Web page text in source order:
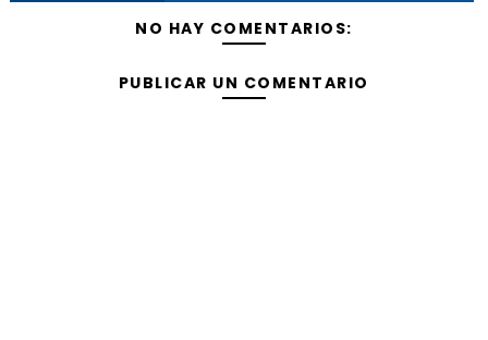
NO HAY COMENTARIOS:
PUBLICAR UN COMENTARIO